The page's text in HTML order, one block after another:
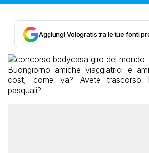
Aggiungi Vologratis tra le tue fonti
Buongiorno amiche viaggiatrici e
cost, come va? Avete trascorso
pasquali?